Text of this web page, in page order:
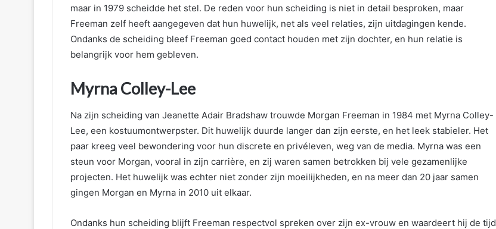
maar in 1979 scheidde het stel. De reden voor hun scheiding is niet in detail besproken, maar
Freeman zelf heeft aangegeven dat hun huwelijk, net als veel relaties, zijn uitdagingen kende.
Ondanks de scheiding bleef Freeman goed contact houden met zijn dochter, en hun relatie is
belangrijk voor hem gebleven.
Myrna Colley-Lee
Na zijn scheiding van Jeanette Adair Bradshaw trouwde Morgan Freeman in 1984 met Myrna Colley-
Lee, een kostuumontwerpster. Dit huwelijk duurde langer dan zijn eerste, en het leek stabieler. Het
paar kreeg veel bewondering voor hun discrete en privéleven, weg van de media. Myrna was een
steun voor Morgan, vooral in zijn carrière, en zij waren samen betrokken bij vele gezamenlijke
projecten. Het huwelijk was echter niet zonder zijn moeilijkheden, en na meer dan 20 jaar samen
gingen Morgan en Myrna in 2010 uit elkaar.
Ondanks hun scheiding blijft Freeman respectvol spreken over zijn ex-vrouw en waardeert hij de tijd